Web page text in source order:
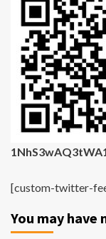
[custom-twitter-
You may have